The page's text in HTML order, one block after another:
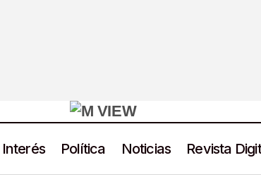
Interés Política Noticias Revista